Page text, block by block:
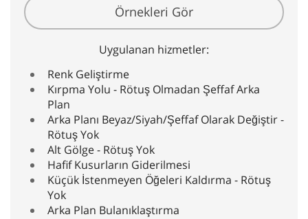
Örnekleri Gör
Uygulanan hizmetler:
Renk Geliştirme
Kırpma Yolu - Rötuş Olmadan Şeffaf Arka
Plan
Arka Planı Beyaz/Siyah/Şeffaf Olarak Değiştir -
Rötuş Yok
Alt Gölge - Rötuş Yok
Hafif Kusurların Giderilmesi
Küçük İstenmeyen Öğeleri Kaldırma - Rötuş
Yok
Arka Plan Bulanıklaştırma